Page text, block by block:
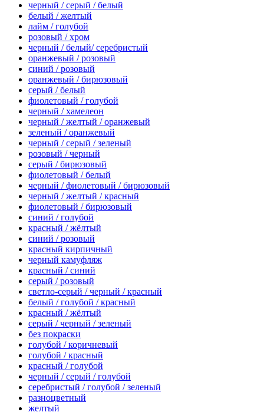
черный / серый / белый
белый / желтый
лайм / голубой
розовый / хром
черный / белый/ серебристый
оранжевый / розовый
синий / розовый
оранжевый / бирюзовый
серый / белый
фиолетовый / голубой
черный / хамелеон
черный / желтый / оранжевый
зеленый / оранжевый
черный / серый / зеленый
розовый / черный
серый / бирюзовый
фиолетовый / белый
черный / фиолетовый / бирюзовый
черный / желтый / красный
фиолетовый / бирюзовый
синий / голубой
красный / жёлтый
синий / розовый
красный кирпичный
черный камуфляж
красный / синий
серый / розовый
светло-серый / черный / красный
белый / голубой / красный
красный / жёлтый
серый / черный / зеленый
без покраски
голубой / коричневый
голубой / красный
красный / голубой
черный / серый / голубой
серебристый / голубой / зеленый
разноцветный
желтый